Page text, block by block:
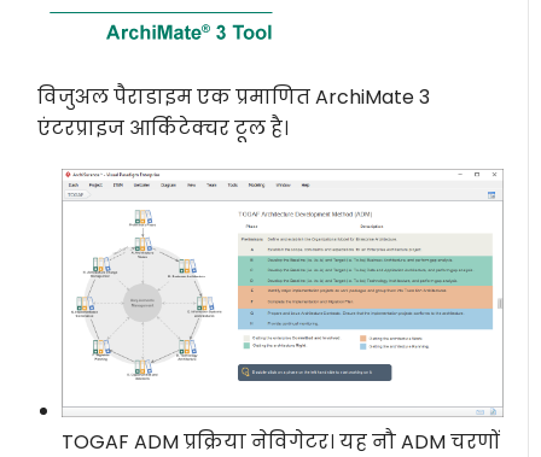
विजुअल पैराडाइम एक प्रमाणित ArchiMate 3
एंटरप्राइज आर्किटेक्चर टूल है।
TOGAF ADM प्रक्रिया नेविगेटर। यह नौ ADM चरणों